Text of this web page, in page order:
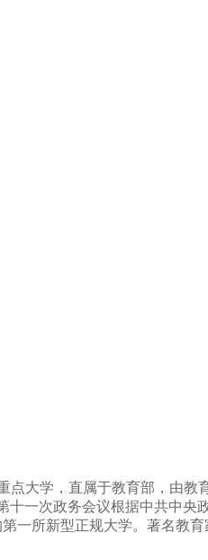
大学，直属于教育部，由
一次政务会议根据中共中
一所新型正规大学。著名教